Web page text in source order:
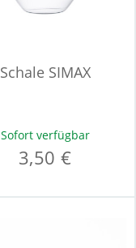
Schale SIMAX
Sofort verfügbar
3,50 €